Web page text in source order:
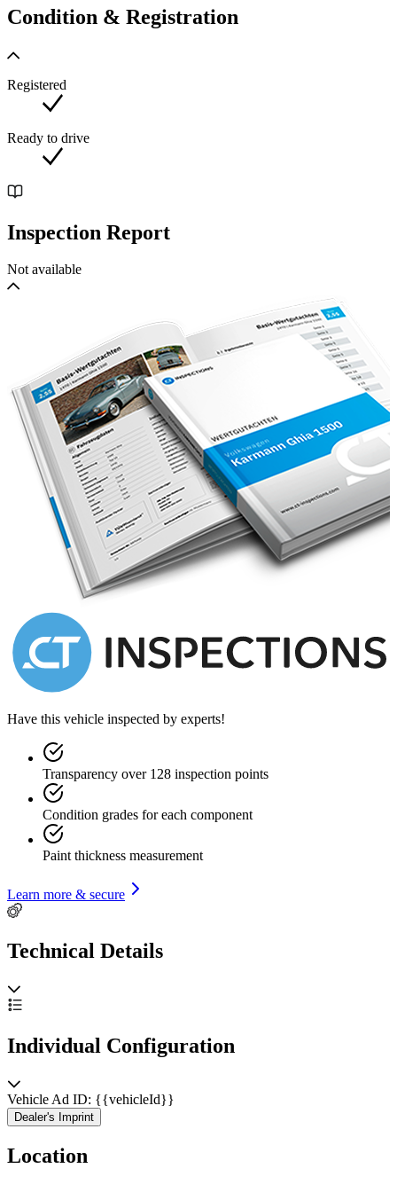
Condition & Registration
Registered
Ready to drive
Inspection Report
Not available
Have this vehicle inspected by experts!
Transparency over 128 inspection points
Condition grades for each component
Paint thickness measurement
Learn more & secure
Technical Details
Individual Configuration
Vehicle Ad ID: {{vehicleId}}
Dealer's Imprint
Location